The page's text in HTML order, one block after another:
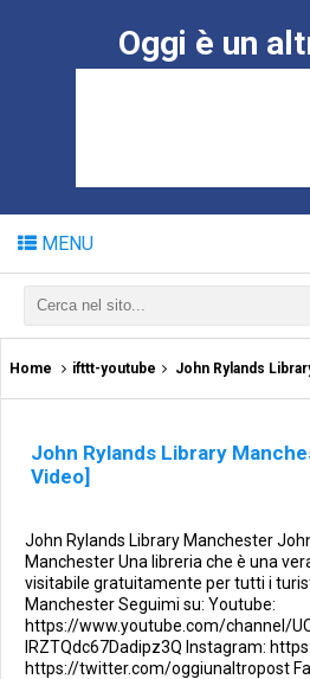
Oggi è un
MENU
Home ifttt-youtube John Rylands
John Rylands Library
Video]
John Rylands Library Manchester
Manchester Una libreria che è una
visitabile gratuitamente per tutti i
Manchester Seguimi su: Youtube:
https://www.youtube.com/channel/
IRZTQdc67Dadipz3Q Instagram:
https://twitter.com/oggiunaltropost